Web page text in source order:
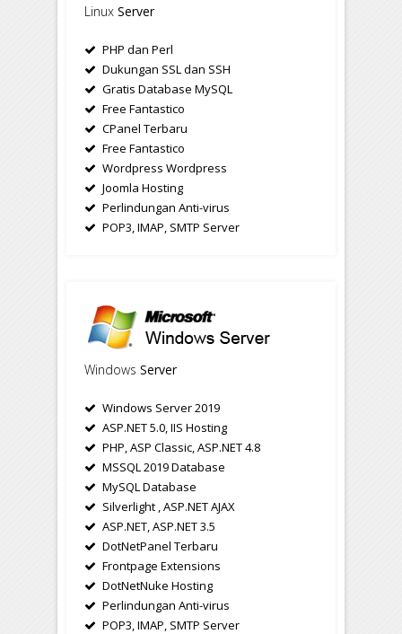
Linux Server
PHP dan Perl
Dukungan SSL dan SSH
Gratis Database MySQL
Free Fantastico
CPanel Terbaru
Free Fantastico
Wordpress Wordpress
Joomla Hosting
Perlindungan Anti-virus
POP3, IMAP, SMTP Server
Windows Server
Windows Server 2019
ASP.NET 5.0, IIS Hosting
PHP, ASP Classic, ASP.NET 4.8
MSSQL 2019 Database
MySQL Database
Silverlight , ASP.NET AJAX
ASP.NET, ASP.NET 3.5
DotNetPanel Terbaru
Frontpage Extensions
DotNetNuke Hosting
Perlindungan Anti-virus
POP3, IMAP, SMTP Server